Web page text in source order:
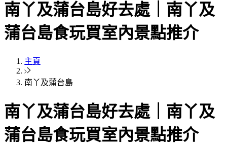
南丫及蒲台島好去處｜ 南丫及
蒲台島食玩買室內景點推介
主頁
南丫及蒲台島
南丫及蒲台島好去處｜ 南丫及
蒲台島食玩買室內景點推介